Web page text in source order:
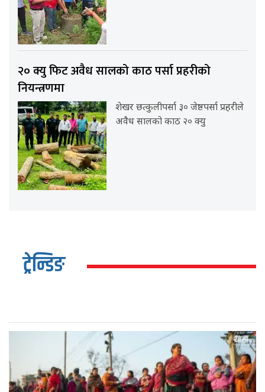
२० क्यु फिट अवैध सालको काठ पर्सा प्रहरीको
नियन्त्रणमा
शेखर छत्कुलीपर्सा ३० जेष्ठपर्सा प्रहरीले
अवैध सालको काठ २० क्यु
ट्रेन्डिङ